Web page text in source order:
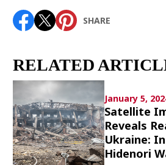
Tech/Science
Society
Lifestyle
Culture
Article List
SHARE
RELATED
January 5,
Satellite
Reveals
Ukraine:
Hidenori